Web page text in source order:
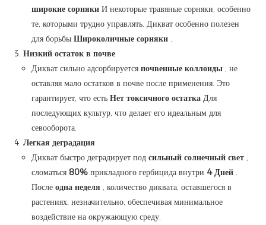
широкие сорняки И некоторые травяные сорняки, особенно
те, которыми трудно управлять. Дикват особенно полезен
для борьбы Широколичные сорняки .
Низкий остаток в почве
Дикват сильно адсорбируется почвенные коллоиды , не
оставляя мало остатков в почве после применения. Это
гарантирует, что есть Нет токсичного остатка Для
последующих культур, что делает его идеальным для
севооборота.
Легкая деградация
Дикват быстро деградирует под сильный солнечный свет ,
сломаться 80% прикладного гербицида внутри 4 Дней .
После одна неделя , количество диквата, оставшегося в
растениях, незначительно, обеспечивая минимальное
воздействие на окружающую среду.